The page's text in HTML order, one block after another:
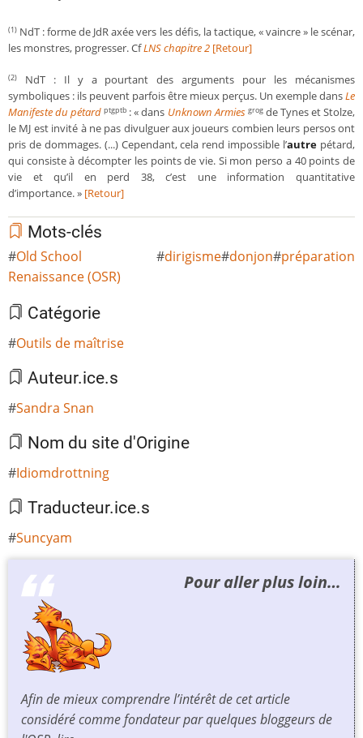
(1) NdT : forme de JdR axée vers les défis, la tactique, « vaincre » le scénar,
les monstres, progresser. CfLNS chapitre 2 [Retour]
(2)
NdT : Il y a pourtant des arguments pour les mécanismes
symboliques : ils peuvent parfois être mieux perçus. Un exemple dansLe
Manifeste du pétard ptgptb : « dans Unknown Armies grogde Tynes et Stolze,
le MJ est invité à ne pas divulguer aux joueurs combien leurs persos ont
pris de dommages. (...) Cependant, cela rend impossible l’autre pétard,
qui consiste à décompter les points de vie. Si mon perso a 40 points de
vie et qu’il en perd 38, c’est une information quantitative
d’importance. » [Retour]
Mots-clés
Old School
Renaissance (OSR)
dirigisme donjon préparation
Catégorie
Outils de maîtrise
Auteur.ice.s
Sandra Snan
Nom du site d'Origine
Idiomdrottning
Traducteur.ice.s
Suncyam
Pour aller plus loin…
Afin de mieux comprendre l’intérêt de cet article
considéré comme fondateur par quelques bloggeurs de